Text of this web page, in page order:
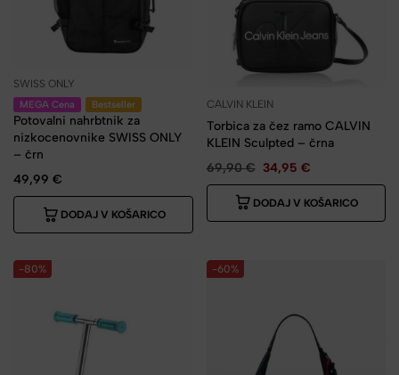
SWISS ONLY
MEGA Cena Bestseller
Potovalni nahrbtnik za
nizkocenovnike SWISS ONLY
– črn
49,99 €
DODAJ V KOŠARICO
CALVIN KLEIN
Torbica za čez ramo CALVIN
KLEIN Sculpted – črna
69,90€ 34,95 €
DODAJ V KOŠARICO
-80% -60%